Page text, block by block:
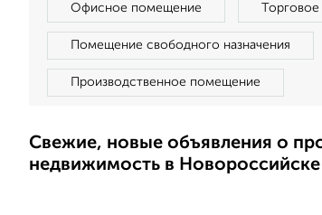
Офисное помещение
Помещение свободного назначения
Производственное помещение
Свежие, новые объявления о
недвижимость в Новороссийске